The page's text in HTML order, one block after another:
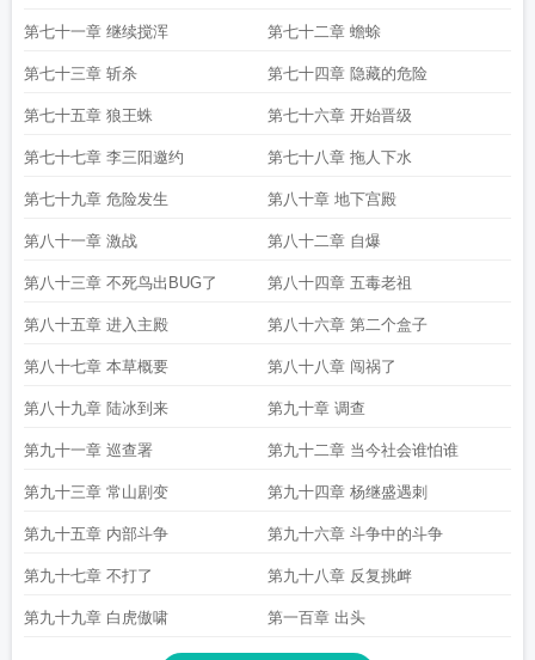
第七十一章 继续搅浑 第七十二章 蟾蜍
第七十三章 斩杀 第七十四章 隐藏的危险
第七十五章 狼王蛛 第七十六章 开始晋级
第七十七章 李三阳邀约 第七十八章 拖人下水
第七十九章 危险发生 第八十章 地下宫殿
第八十一章 激战 第八十二章 自爆
第八十三章 不死鸟出BUG了 第八十四章 五毒老祖
第八十五章 进入主殿 第八十六章 第二个盒子
第八十七章 本草概要 第八十八章 闯祸了
第八十九章 陆冰到来 第九十章 调查
第九十一章 巡查署 第九十二章 当今社会谁怕谁
第九十三章 常山剧变 第九十四章 杨继盛遇刺
第九十五章 内部斗争 第九十六章 斗争中的斗争
第九十七章 不打了 第九十八章 反复挑衅
第九十九章 白虎傲啸 第一百章 出头